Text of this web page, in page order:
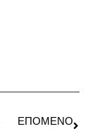
ΕΠΌΜΕΝΟ